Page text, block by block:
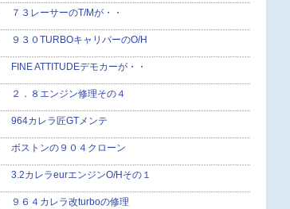
７３レーサーのT/Mが・・
９３０TURBOキャリパーのO/H
FINE ATTITUDEデモカーが・・
２．８エンジン修理その４
964カレラ匠GTメンテ
ボストンの９０４クローン
3.2カレラeurエンジンO/Hその１
９６４カレラ改turboの修理